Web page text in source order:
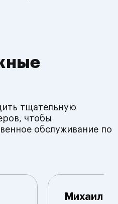
тщательную
чтобы
обслуживание по
Михаил